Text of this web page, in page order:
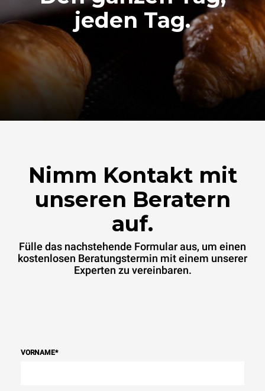
jeden Tag.
Nimm Kontakt mit
unseren Beratern
auf.
Fülle das nachstehende Formular aus, um einen
kostenlosen Beratungstermin mit einem unserer
Experten zu vereinbaren.
VORNAME*